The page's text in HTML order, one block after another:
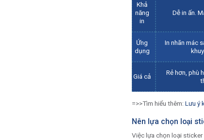
Khả
năng
in
Dễ in ấn.
Ứng
dụng
In nhãn mác
Giá cả
Rẻ hơn, phù
=>>Tìm hiểu thêm: Lưu ý
Nên lựa chọn loại
Việc lựa chọn loại